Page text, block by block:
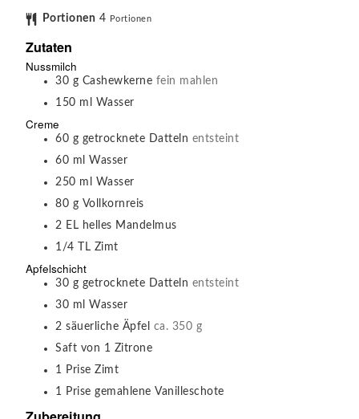
Portionen 4 Portionen
Zutaten
Nussmilch
30 g Cashewkerne fein mahlen
150 ml Wasser
Creme
60 g getrocknete Datteln entsteint
60 ml
Wasser
250 ml
Wasser
80 g Vollkornreis
2 EL helles Mandelmus
1/4
TL Zimt
Apfelschicht
30 g getrocknete Datteln entsteint
30 ml
Wasser
2 säuerliche Äpfel
ca. 350 g
Saft von 1 Zitrone
1 Prise Zimt
1 Prise gemahlene Vanilleschote